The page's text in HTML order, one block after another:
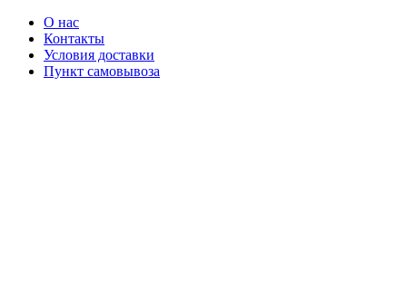
О нас
Контакты
Условия доставки
Пункт самовывоза